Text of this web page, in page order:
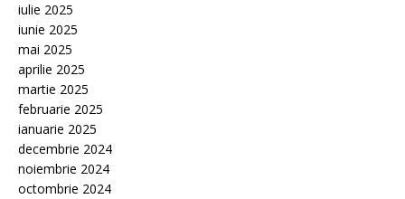
iulie 2025
iunie 2025
mai 2025
aprilie 2025
martie 2025
februarie 2025
ianuarie 2025
decembrie 2024
noiembrie 2024
octombrie 2024